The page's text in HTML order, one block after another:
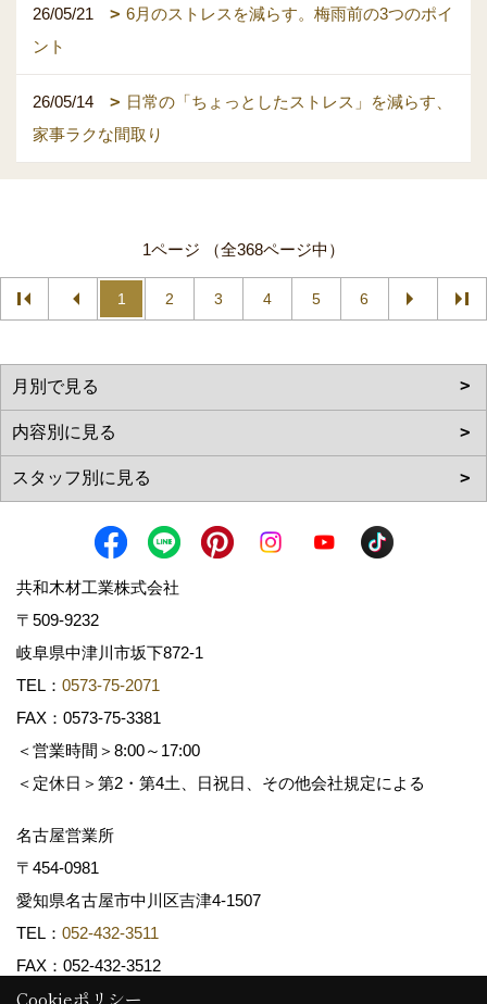
26/05/21
6月のストレスを減らす。梅雨前の3つのポイ
ント
26/05/14
日常の「ちょっとしたストレス」を減らす、
家事ラクな間取り
1ページ （全368ページ中）
1 2 3 4 5 6
共和木材工業株式会社
〒509-9232
岐阜県中津川市坂下872‐1
TEL： 0573-75-2071
FAX：0573-75-3381
＜営業時間＞8:00～17:00
＜定休日＞第2・第4土、日祝日、その他会社規定による
名古屋営業所
〒454-0981
愛知県名古屋市中川区吉津4-1507
TEL： 052-432-3511
FAX：052-432-3512
Cookieポリシー